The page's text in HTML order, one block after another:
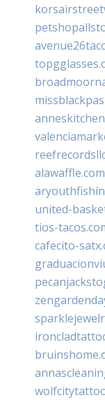
alawaffle.com
united-
tios-
cafecito-